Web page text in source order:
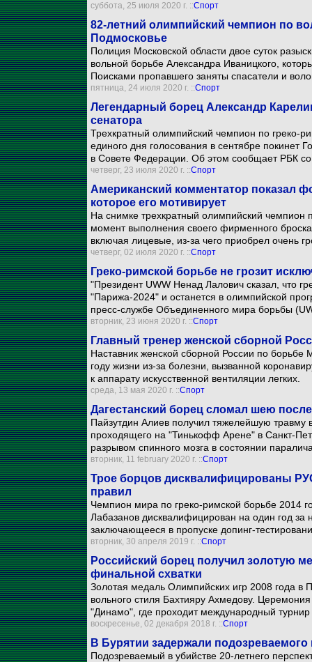
суббота, 25 июля 2020 г. ::Спорт
82-летний олимпийский чемпион по
Подмосковье
Полиция Московской области двое суток
вольной борьбе Александра Иваницкого,
Поисками пропавшего заняты спасатели и
пятница, 24 июля 2020 г. ::Спорт
Легендарный борец Александр
сенатора
Трехкратный олимпийский чемпион по греко-
единого дня голосования в сентябре покинет
в Совете Федерации. Об этом сообщает РБК со
четверг, 23 июля 2020 г. ::Спорт
Американский комментатор показал
которое его мотивирует
На снимке трехкратный олимпийский чемпион
момент выполнения своего фирменного
включая лицевые, из-за чего приобрел очень
четверг, 02 июля 2020 г. ::Спорт
Греко-римской борьбе не грозит
"Президент UWW Ненад Лалович сказал, что
"Парижа-2024" и останется в олимпийской
пресс-службе Объединенного мира борьбы
вторник, 23 июня 2020 г. ::Спорт
Главный тренер женской сборной
Наставник женской сборной России по
году жизни из-за болезни, вызванной
к аппарату искусственной вентиляции легких.
среда, 13 мая 2020 г. ::Спорт
Дагестанский борец сломал шею
Пайзутдин Алиев получил тяжелейшую травму
проходящего на "Тинькофф Арене" в Санкт-
разрывом спинного мозга в состоянии
вторник, 11 february 2020 г. ::Спорт
Трое борцов дисквалифицированы
правил
Чемпион мира по греко-римской борьбе 2014
Лабазанов дисквалифицирован на один год за
заключающееся в пропуске допинг-
вторник, 30 апреля 2019 г. ::Спорт
Российский борец получил золотую
финальной схватки
Золотая медаль Олимпийских игр 2008 года в
вольного стиля Бахтияру Ахмедову.
"Динамо", где проходит международный
воскресенье, 02 декабря 2018 г. ::Спорт
В Бурятии задержали
Подозреваемый в убийстве 20-летнего